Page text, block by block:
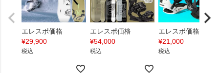
エレスポ価格
¥29,900
税込
エレスポ価格
¥54,000
税込
エレスポ価格
¥21,000
税込